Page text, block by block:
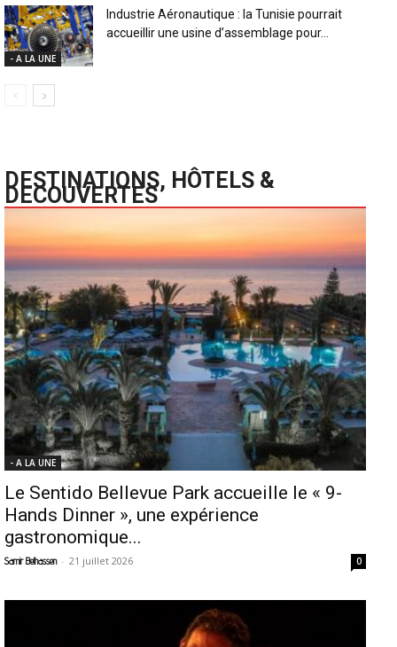
- A LA UNE
Industrie Aéronautique : la Tunisie pourrait
accueillir une usine d’assemblage pour...
DESTINATIONS, HÔTELS &
DECOUVERTES
- A LA UNE
Le Sentido Bellevue Park accueille le « 9-
Hands Dinner », une expérience
gastronomique...
Samir Belhassen - 21 juillet 2026 0